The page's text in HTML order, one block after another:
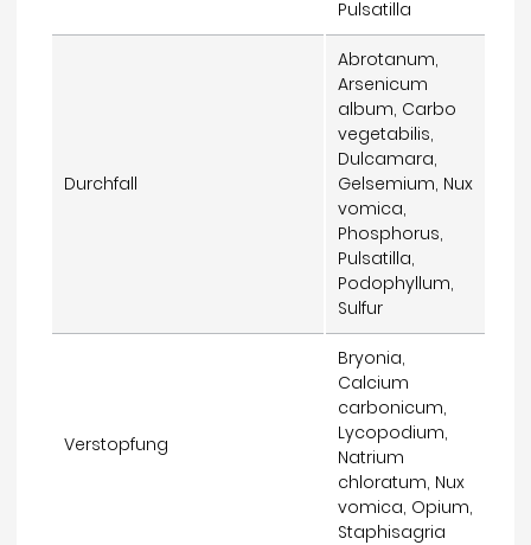
Pulsatilla
Durchfall
Abrotanum,
Arsenicum
album, Carbo
vegetabilis,
Dulcamara,
Gelsemium, Nux
vomica,
Phosphorus,
Pulsatilla,
Podophyllum,
Sulfur
Verstopfung
Bryonia,
Calcium
carbonicum,
Lycopodium,
Natrium
chloratum, Nux
vomica, Opium,
Staphisagria